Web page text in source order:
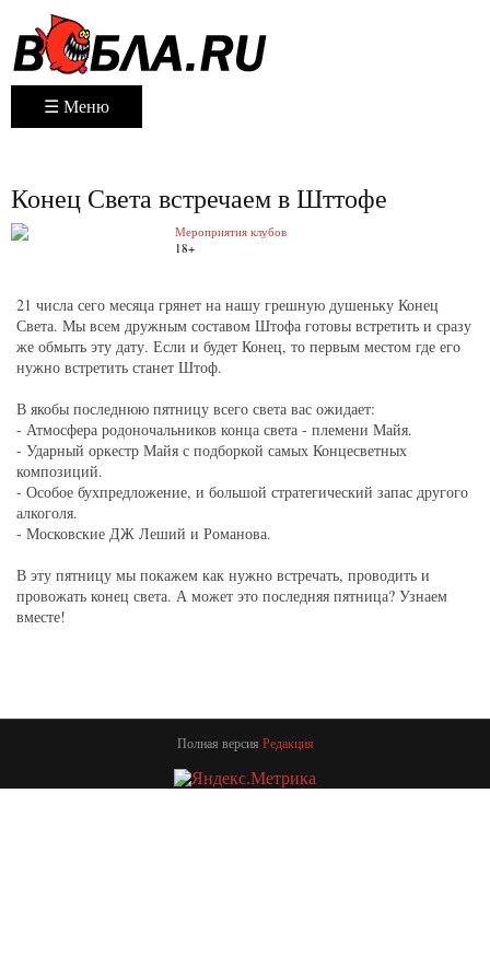
☰ Меню
Конец Света встречаем в Шттофе
Мероприятия клубов
18+
21 числа сего месяца грянет на нашу грешную душеньку Конец
Света. Мы всем дружным составом Штофа готовы встретить и сразу
же обмыть эту дату. Если и будет Конец, то первым местом где его
нужно встретить станет Штоф.
В якобы последнюю пятницу всего света вас ожидает:
- Атмосфера родоночальников конца света - племени Майя.
- Ударный оркестр Майя с подборкой самых Концесветных
композиций.
- Особое бухпредложение, и большой стратегический запас другого
алкоголя.
- Московские ДЖ Леший и Романова.
В эту пятницу мы покажем как нужно встречать, проводить и
провожать конец света. А может это последняя пятница? Узнаем
вместе!
Полная версия Редакция